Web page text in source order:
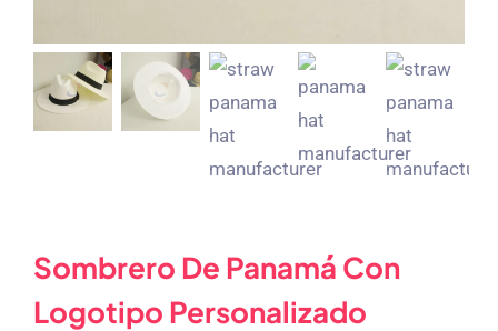
Sombrero De Panamá Con
Logotipo Personalizado